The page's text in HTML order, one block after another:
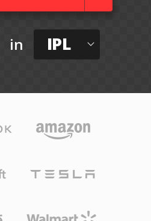
in IPL